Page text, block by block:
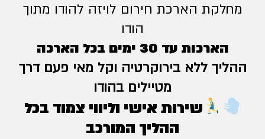
מחלקת הארכת חירום לויזה להודו מתוך
הודו
הארכות עד 30 ימים בכל הארכה
ההליך ללא בירוקרטיה וקל מאי פעם דרך
מטיילים בהודו
שירות אישי וליווי צמוד בכל
ההליך המורכב